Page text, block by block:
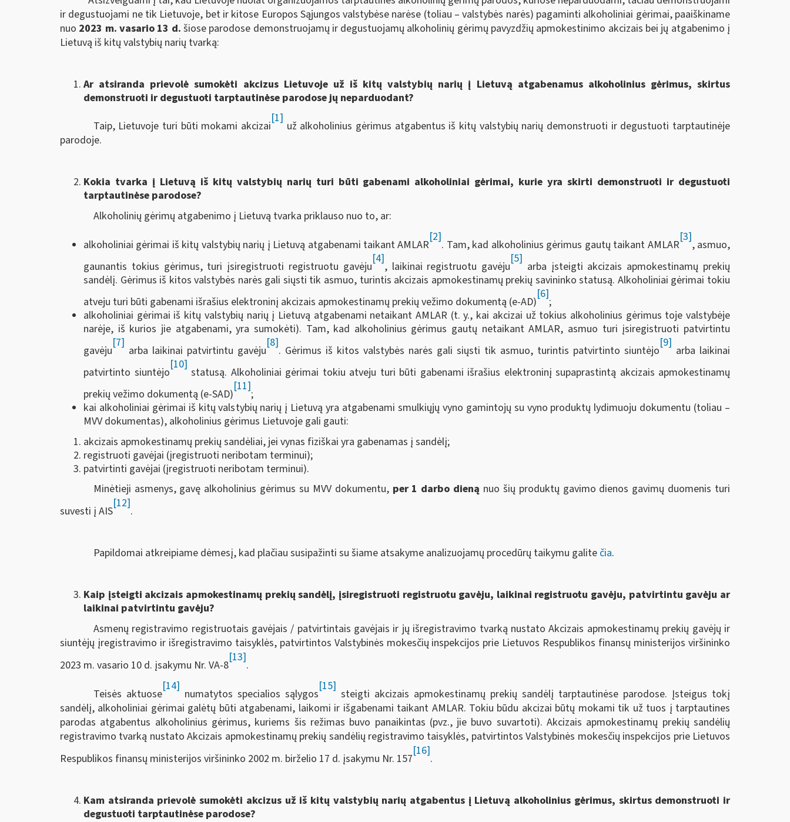
ir degustuojami ne tik Lietuvoje, bet ir kitose Europos Sąjungos valstybėse narėse (toliau – valstybės narės) pagaminti alkoholiniai gėrimai, paaiškiname
nuo 2023 m. vasario 13 d. šiose parodose demonstruojamų ir degustuojamų alkoholinių gėrimų pavyzdžių apmokestinimo akcizais bei jų atgabenimo į
Lietuvą iš kitų valstybių narių tvarką:
Ar atsiranda prievolė sumokėti akcizus Lietuvoje už iš kitų valstybių narių į Lietuvą atgabenamus alkoholinius gėrimus, skirtus
demonstruoti ir degustuoti tarptautinėse parodose jų neparduodant?
Taip, Lietuvoje turi būti mokami akcizai
[1]
už alkoholinius gėrimus atgabentus iš kitų valstybių narių demonstruoti ir degustuoti tarptautinėje
parodoje.
Kokia tvarka į Lietuvą iš kitų valstybių narių turi būti gabenami alkoholiniai gėrimai, kurie yra skirti demonstruoti ir degustuoti
tarptautinėse parodose?
Alkoholinių gėrimų atgabenimo į Lietuvą tvarka priklauso nuo to, ar:
alkoholiniai gėrimai iš kitų valstybių narių į Lietuvą atgabenami taikant AMLAR
[2]
. Tam, kad alkoholinius gėrimus gautų taikant AMLAR
[3]
, asmuo,
gaunantis tokius gėrimus, turi įsiregistruoti registruotu gavėju
[4]
, laikinai registruotu gavėju
[5]
arba įsteigti akcizais apmokestinamų prekių
sandėlį. Gėrimus iš kitos valstybės narės gali siųsti tik asmuo, turintis akcizais apmokestinamų prekių savininko statusą. Alkoholiniai gėrimai tokiu
atveju turi būti gabenami išrašius elektroninį akcizais apmokestinamų prekių vežimo dokumentą (e-AD)
[6]
;
alkoholiniai gėrimai iš kitų valstybių narių į Lietuvą atgabenami netaikant AMLAR (t. y., kai akcizai už tokius alkoholinius gėrimus toje valstybėje
narėje, iš kurios jie atgabenami, yra sumokėti). Tam, kad alkoholinius gėrimus gautų netaikant AMLAR, asmuo turi įsiregistruoti patvirtintu
gavėju
[7]
arba laikinai patvirtintu gavėju
[8]
. Gėrimus iš kitos valstybės narės gali siųsti tik asmuo, turintis patvirtinto siuntėjo
[9]
arba laikinai
patvirtinto siuntėjo
[10]
statusą. Alkoholiniai gėrimai tokiu atveju turi būti gabenami išrašius elektroninį supaprastintą akcizais apmokestinamų
prekių vežimo dokumentą (e-SAD)
[11]
;
kai alkoholiniai gėrimai iš kitų valstybių narių į Lietuvą yra atgabenami smulkiųjų vyno gamintojų su vyno produktų lydimuoju dokumentu (toliau –
MVV dokumentas), alkoholinius gėrimus Lietuvoje gali gauti:
akcizais apmokestinamų prekių sandėliai, jei vynas fiziškai yra gabenamas į sandėlį;
registruoti gavėjai (įregistruoti neribotam terminui);
patvirtinti gavėjai (įregistruoti neribotam terminui).
Minėtieji asmenys, gavę alkoholinius gėrimus su MVV dokumentu, per 1 darbo dieną nuo šių produktų gavimo dienos gavimų duomenis turi
suvesti į AIS
[12]
.
Papildomai atkreipiame dėmesį, kad plačiau susipažinti su šiame atsakyme analizuojamų procedūrų taikymu galite čia.
Kaip įsteigti akcizais apmokestinamų prekių sandėlį, įsiregistruoti registruotu gavėju, laikinai registruotu gavėju, patvirtintu gavėju ar
laikinai patvirtintu gavėju?
Asmenų registravimo registruotais gavėjais / patvirtintais gavėjais ir jų išregistravimo tvarką nustato Akcizais apmokestinamų prekių gavėjų ir
siuntėjų įregistravimo ir išregistravimo taisyklės, patvirtintos Valstybinės mokesčių inspekcijos prie Lietuvos Respublikos finansų ministerijos viršininko
2023 m. vasario 10 d. įsakymu Nr. VA-8
[13]
.
Teisės aktuose
[14]
numatytos specialios sąlygos
[15]
steigti akcizais apmokestinamų prekių sandėlį tarptautinėse parodose. Įsteigus tokį
sandėlį, alkoholiniai gėrimai galėtų būti atgabenami, laikomi ir išgabenami taikant AMLAR. Tokiu būdu akcizai būtų mokami tik už tuos į tarptautines
parodas atgabentus alkoholinius gėrimus, kuriems šis režimas buvo panaikintas (pvz., jie buvo suvartoti). Akcizais apmokestinamų prekių sandėlių
registravimo tvarką nustato Akcizais apmokestinamų prekių sandėlių registravimo taisyklės, patvirtintos Valstybinės mokesčių inspekcijos prie Lietuvos
Respublikos finansų ministerijos viršininko 2002 m. birželio 17 d. įsakymu Nr. 157
[16]
.
Kam atsiranda prievolė sumokėti akcizus už iš kitų valstybių narių atgabentus į Lietuvą alkoholinius gėrimus, skirtus demonstruoti ir
degustuoti tarptautinėse parodose?